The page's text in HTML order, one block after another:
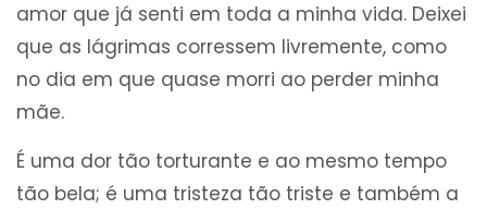
amor que já senti em toda a minha vida. Deixei
que as lágrimas corressem livremente, como
no dia em que quase morri ao perder minha
mãe.
É uma dor tão torturante e ao mesmo tempo
tão bela; é uma tristeza tão triste e também a